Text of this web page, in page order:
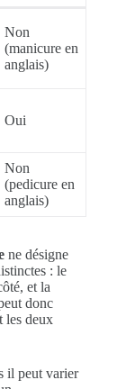
Non
(manicure en
anglais)
Oui
Non
(pedicure en
anglais)
ne désigne
: le
et la
donc
les deux
il peut varier